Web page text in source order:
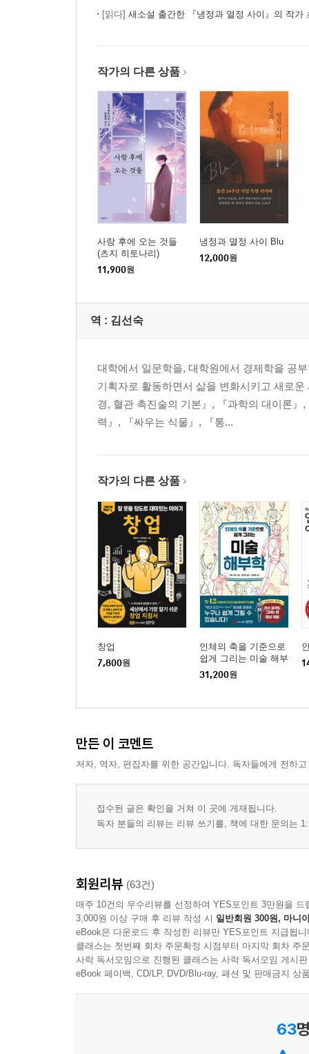
[읽다] 새소설 출간한 『냉정과 열정 사이』의 작가
작가의 다른 상품
사랑 후에 오는 것들
(츠지 히토나리)
11,900원
냉정과 열정 사이 Blu
12,000원
역 : 김선숙
대학에서 일문학을, 대학원에서 경제학을 공
기획자로 활동하면서 삶을 변화시키고 새로
경, 혈관 촉진술의 기본』, 『과학의 대이론
력』, 『싸우는 식물』, 『통...
작가의 다른 상품
창업
7,800원
인체의 축을 기준으로
쉽게 그리는 미술 해부
학
31,200원
만든 이 코멘트
저자, 역자, 편집자를 위한 공간입니다. 독자들에게 전하
접수된 글은 확인을 거쳐 이 곳에 게재됩니다.
독자 분들의 리뷰는 리뷰 쓰기를, 책에 대한 문의는
회원리뷰 (63건)
매주 10건의 우수리뷰를 선정하여 YES포인트 3만원을 드
3,000원 이상 구매 후 리뷰 작성 시 일반회원 300원, 마니
eBook은 다운로드 후 작성한 리뷰만 YES포인트 지급됩니
클래스는 첫번째 회차 주문확정 시점부터 마지막 회차 주
사락 독서모임으로 진행된 클래스는 사락 독서모임 게시
eBook 페이백, CD/LP, DVD/Blu-ray, 패션 및 판매금지 상
63